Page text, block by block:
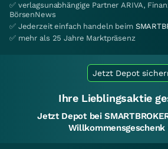
✅ verlagsunabhängige Partner ARIVA,
BörsenNews
✅ Jederzeit einfach handeln beim
✅ mehr als 25 Jahre Marktpräsenz
Jetzt Depot
Ihre Lieblingsaktie
Jetzt Depot bei
Willkommensgeschenk